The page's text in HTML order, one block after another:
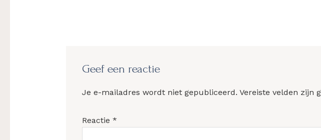
Interacties
Geef een reactie
Je e-mailadres wordt niet gepubliceerd. Vereiste velden zijn
Reactie *